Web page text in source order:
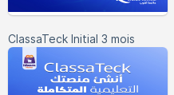
ClassaTeck Initial 3 mois